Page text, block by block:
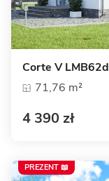
Corte V LMB62d
71,76 m²
4 390 zł
PREZENT 📖